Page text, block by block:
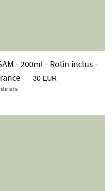
- 200ml - Rotin inclus -
— Prix régulier
30 EUR